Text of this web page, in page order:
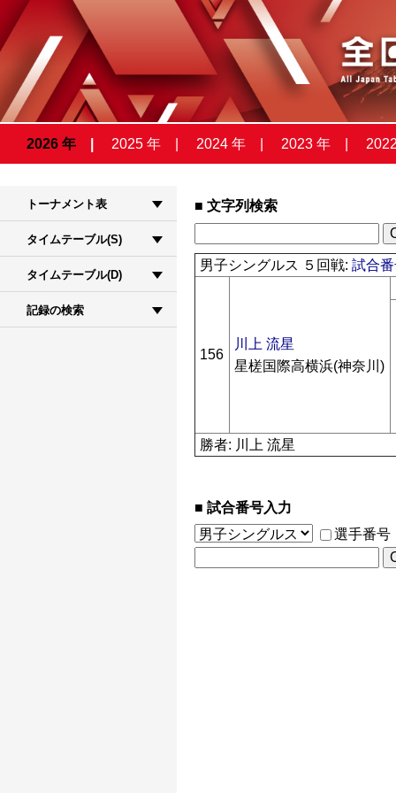
2026 年 2025 年 2024 年 2023 年
トーナメント表
タイムテーブル(S)
タイムテーブル(D)
記録の検索
文字列検索
男子シングルス ５回戦:試合
156
川上 流星
星槎国際高横浜(神奈川)
勝者: 川上 流星
試合番号入力
選手番号